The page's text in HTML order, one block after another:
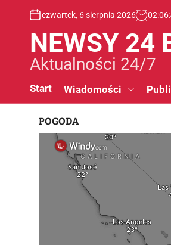
czwartek, 6 sierpnia 2026 02:06:
NEWSY 24
Aktualności 24/7
Start Wiadomości
POGODA